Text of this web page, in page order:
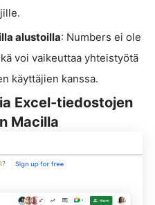
alustoilla: Numbers ei ole
voi vaikeuttaa yhteistyötä
käyttäjien kanssa.
Excel-tiedostojen
Macilla